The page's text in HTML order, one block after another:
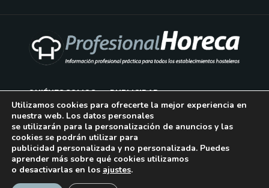
QUIÉNES SOMOS PUBLICIDAD
AVISO LEGAL
POLÍTICA DE COOKIES
POLÍTICA DE PRIVACIDAD
Utilizamos cookies para ofrecerte la mejor experiencia en
nuestra web. Los datos personales
se utilizarán para la personalización de anuncios y las
cookies se podrán utilizar para
publicidad personalizada y no personalizada. Puedes
aprender más sobre qué cookies utilizamos
o desactivarlas en los ajustes.